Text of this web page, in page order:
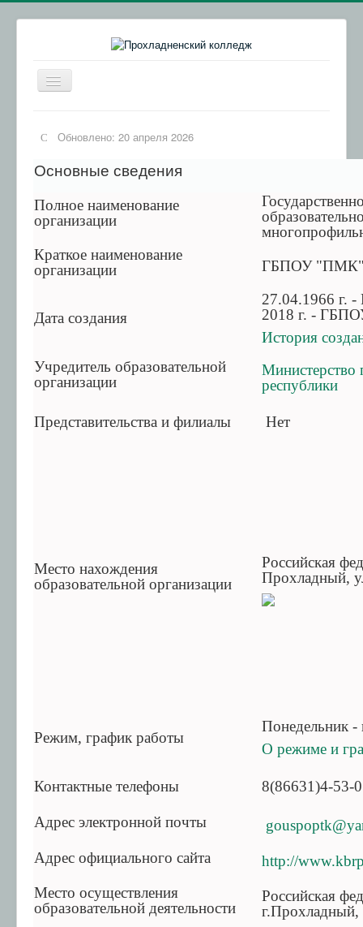
Включить/
выключить
Сведения об образовательной организации
Абитуриентам
Обратная связь
Колледжи КБР
ВСОКО
ИКОП "Сферум"
Электронная информационно-образовательная
среда
Обновлено: 20 апреля 2026
Основные сведения
Полное наименование
организации
Краткое наименование
организации
ГБПОУ
Дата создания
27.04.1966
2018 г. -
История
Учредитель образовательной
организации
Министерство
республики
Представительства и филиалы Нет
Место нахождения
образовательной организации
Российская
Прохладный,
Режим, график работы
Понедельник -
О режиме и
Контактные телефоны 8(86631)4-53-
Адрес электронной почты
Адрес официального сайта
http://
Место осуществления
образовательной деятельности
Российская